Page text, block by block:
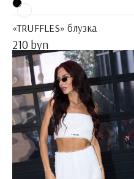
«TRUFFLES» блузка
210 byn